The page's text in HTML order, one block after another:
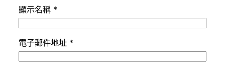
顯示名稱 *
電子郵件地址 *